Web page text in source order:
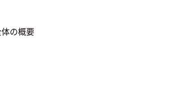
の概要